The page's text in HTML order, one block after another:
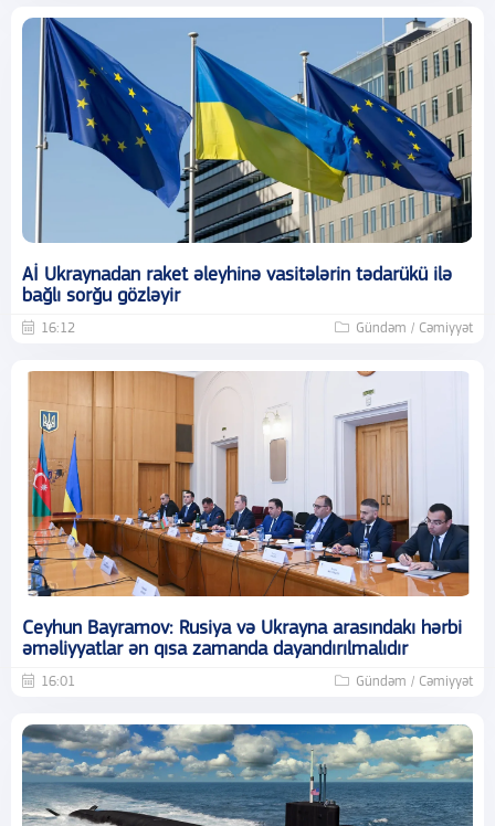
Aİ Ukraynadan raket əleyhinə vasitələrin tədarükü ilə
bağlı sorğu gözləyir
16:12 Gündəm / Cəmiyyət
Ceyhun Bayramov: Rusiya və Ukrayna arasındakı hərbi
əməliyyatlar ən qısa zamanda dayandırılmalıdır
16:01 Gündəm / Cəmiyyət